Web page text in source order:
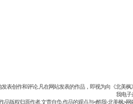
表创作和评论.凡在网站发表的作品，即视为向《北美
我电子
品版权归原作者.文责自负.作品的观点与<酷我-北美枫>